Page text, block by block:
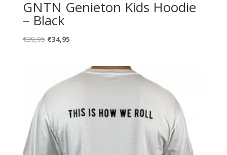
GNTN Genieton Kids Hoodie
– Black
€39,95 Oorspronkelijke
€34,95Huidige
€34,95.